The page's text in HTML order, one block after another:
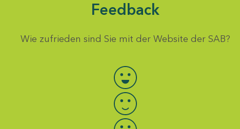
Feedback
Wie zufrieden sind Sie mit der Website der SAB?
Bewertung auswählen